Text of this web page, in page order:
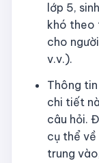
lớp 5,
khó theo
cho
v.v.).
Thông
chi tiết
câu hỏi.
cụ thể
trung